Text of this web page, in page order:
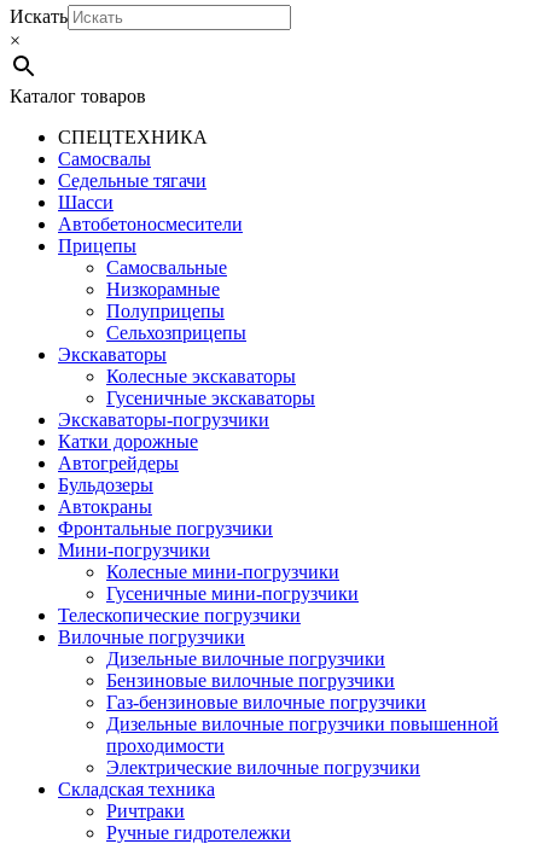
Искать
×
Каталог товаров
СПЕЦТЕХНИКА
Самосвалы
Седельные тягачи
Шасси
Автобетоно­смесители
Прицепы
Самосвальные
Низкорамные
Полуприцепы
Сельхозприцепы
Экскаваторы
Колесные экскаваторы
Гусеничные экскаваторы
Экскаваторы-погрузчики
Катки дорожные
Автогрейдеры
Бульдозеры
Автокраны
Фронтальные погрузчики
Мини-погрузчики
Колесные мини-погрузчики
Гусеничные мини-погрузчики
Телескопические погрузчики
Вилочные погрузчики
Дизельные вилочные погрузчики
Бензиновые вилочные погрузчики
Газ-бензиновые вилочные погрузчики
Дизельные вилочные погрузчики повышенной
проходимости
Электрические вилочные погрузчики
Складская техника
Ричтраки
Ручные гидротележки